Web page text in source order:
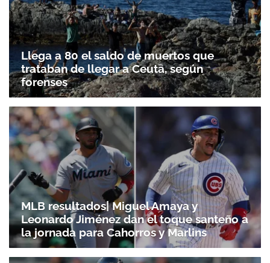
Llega a 80 el saldo de muertos que
trataban de llegar a Ceuta, según
forenses
MLB resultados| Miguel Amaya y
Leonardo Jiménez dan el toque santeño a
la jornada para Cahorros y Marlins